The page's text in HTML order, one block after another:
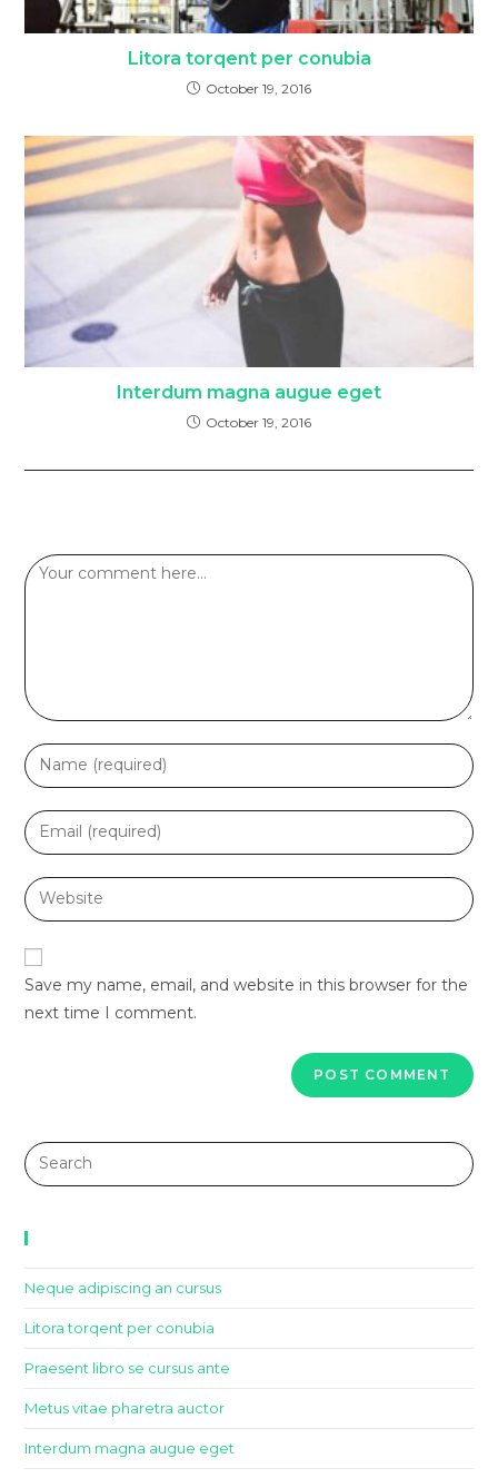
Litora torqent per conubia
October 19, 2016
Interdum magna augue eget
October 19, 2016
Save my name, email, and website in this browser for the
next time I comment.
Neque adipiscing an cursus
Litora torqent per conubia
Praesent libro se cursus ante
Metus vitae pharetra auctor
Interdum magna augue eget